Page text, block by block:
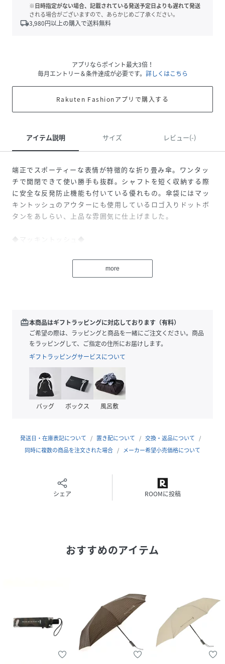
※日時指定がない場合、記載されている発送予定日よりも遅れて発送
される場合がございますので、あらかじめご了承ください。
local_shipping3,980円以上の購入で送料無料
アプリならポイント最大3倍！
毎月エントリー＆条件達成が必要です。 詳しくはこちら
Rakuten Fashionアプリで購入する
アイテム説明 サイズ レビュー(-)
端正でスポーティーな表情が特徴的な折り畳み傘。ワンタッ
チで開閉できて使い勝手も抜群。シャフトを短く収納する際
に安全な反発防止機能も付いている優れもの。傘袋にはマッ
キントッシュのアウターにも使用しているロゴ入りドットボ
タンをあしらい、上品な雰囲気に仕上げました。
◆マッキントッシュ◆
英国を代表するブランド「マッキントッシュ」。
す。
＊商品のお気に入り登録をおすすめします
再入荷や、ラスト1点の通知を受ける事ができます。
性別タイプ ユニセックス
(008431595001-906-998 HK7323
more
redeem本商品はギフトラッピングに対応しております（有料）
ご希望の際は、ラッピングと商品を一緒にご注文ください。商品
をラッピングして、ご指定の住所にお届けします。
ギフトラッピングサービスについて
バッグ ボックス 風呂敷
発送日・在庫表記について 置き配について
交換・返品について
同時に複数の商品を注文された場合
メーカー希望小売価格について
シェア ROOMに投稿
おすすめのアイテム